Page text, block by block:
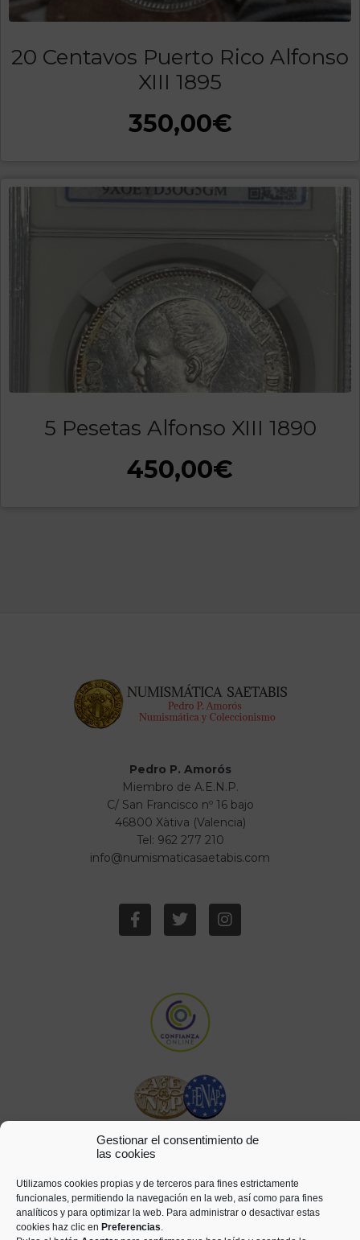
Gestionar el consentimiento de
las cookies
Utilizamos cookies propias y de terceros para fines estrictamente
funcionales, permitiendo la navegación en la web, así como para fines
analíticos y para optimizar la web. Para administrar o desactivar estas
cookies haz clic en Preferencias.
20 Centavos Puerto Rico Alfonso
XIII 1895
350,00€
5 Pesetas Alfonso XIII 1890
450,00€
Pedro P. Amorós
Miembro de A.E.N.P.
C/ San Francisco nº 16 bajo
46800 Xàtiva (Valencia)
Tel: 962 277 210
info@numismaticasaetabis.com